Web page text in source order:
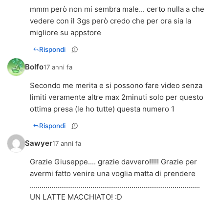
mmm però non mi sembra male... certo nulla a che
vedere con il 3gs però credo che per ora sia la
migliore su appstore
Rispondi
Bolfo17 anni fa
Secondo me merita e si possono fare video senza
limiti veramente altre max 2minuti solo per questo
ottima presa (le ho tutte) questa numero 1
Rispondi
Sawyer17 anni fa
Grazie Giuseppe.... grazie davvero!!!!! Grazie per
avermi fatto venire una voglia matta di prendere
.......................................................................................
UN LATTE MACCHIATO! :D